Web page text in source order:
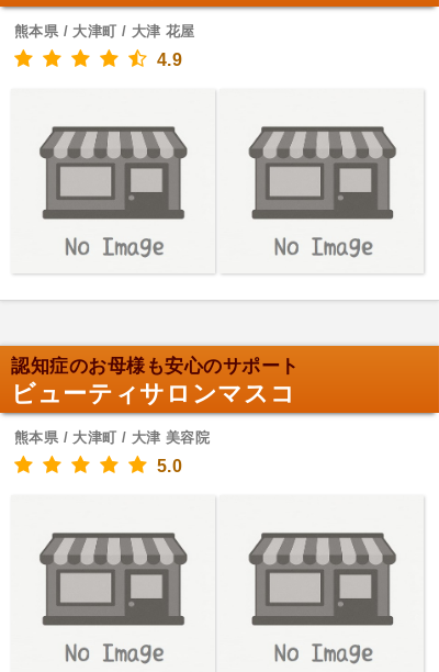
熊本県 / 大津町 / 大津 花屋
4.9
認知症のお母様も安心のサポート
ビューティサロンマスコ
熊本県 / 大津町 / 大津 美容院
5.0